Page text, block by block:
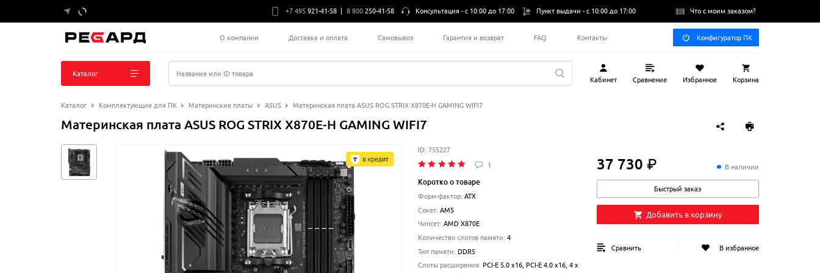
+7 495 921-41-58 8 800 250-41-58 Консультация -с 10:00 до 17:00 Пункт выдачи -с 10:00 до 17:00 Что с моим заказом?
О компании Доставка и оплата Самовывоз Гарантия и возврат FAQ Контакты Конфигуратор ПК
Каталог Название или ID товара
Кабинет Сравнение Избранное Корзина
Каталог Комплектующие для ПК Материнские платы ASUS Материнская плата ASUS ROG STRIX X870E-H GAMING WIFI7
Материнская плата ASUS ROG STRIX X870E-H GAMING WIFI7
ID: 755227
1
Коротко о товаре
Форм-фактор: ATX
Сокет: AM5
Чипсет: AMD X870E
Количество слотов памяти: 4
Тип памяти: DDR5
Слоты расширения: PCI-E 5.0 x16, PCI-E 4.0 x16, 4 x
37 730 ₽37 730 ₽ В наличии
Быстрый заказ
Добавить в корзину
Сравнить В избранное